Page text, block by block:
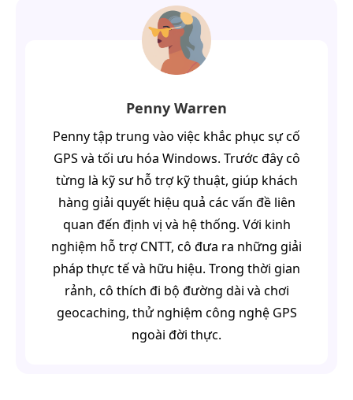
Penny Warren
Penny tập trung vào việc khắc phục sự cố
GPS và tối ưu hóa Windows. Trước đây cô
từng là kỹ sư hỗ trợ kỹ thuật, giúp khách
hàng giải quyết hiệu quả các vấn đề liên
quan đến định vị và hệ thống. Với kinh
nghiệm hỗ trợ CNTT, cô đưa ra những giải
pháp thực tế và hữu hiệu. Trong thời gian
rảnh, cô thích đi bộ đường dài và chơi
geocaching, thử nghiệm công nghệ GPS
ngoài đời thực.